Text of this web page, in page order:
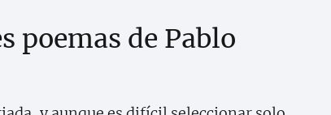
poemas de Pablo